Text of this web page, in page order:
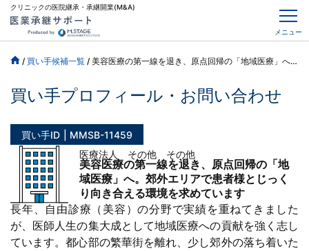
クリニックの医院継承・承継開業(M&A)
メニュー
/ 買い手候補一覧 / 美容医療の第一線を退き、原点回帰の「地域医療」へ。郊外エリアで患者様とじっくり向き合える環境を求めています
買い手プロフィール・お問い合わせ
買い手ID
MMSB-11459
医療法人 その他 その他
美容医療の第一線を退き、原点回帰の「地
域医療」へ。郊外エリアで患者様とじっく
り向き合える環境を求めています
長年、自由診療（美容）の分野で実績を重ねてきました
が、医師人生の集大成として地域医療への貢献を強く志し
ています。都心部の繁華街を離れ、少し郊外の落ち着いた